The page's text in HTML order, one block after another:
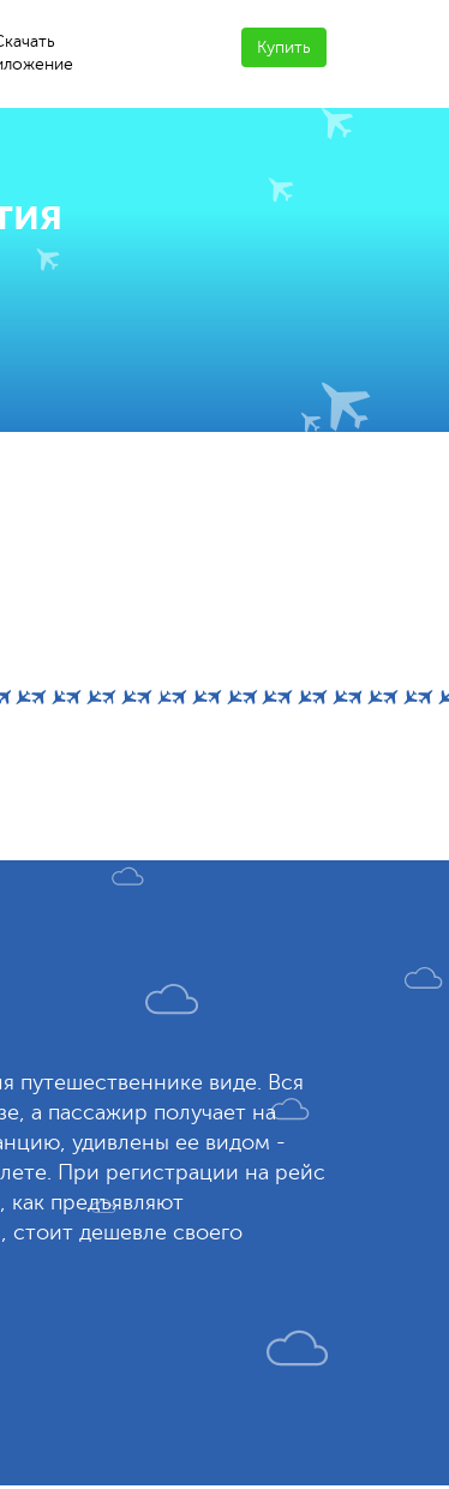
Купить
путешественнике виде. Вся
а пассажир получает на
удивлены ее видом -
При регистрации на рейс
предъявляют
дешевле своего